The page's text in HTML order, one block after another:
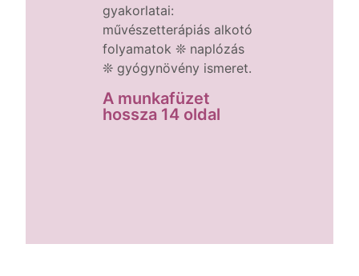
gyakorlatai:
művészetterápiás alkotó
folyamatok ❊ naplózás
❊ gyógynövény ismeret.
A munkafüzet
hossza 14 oldal